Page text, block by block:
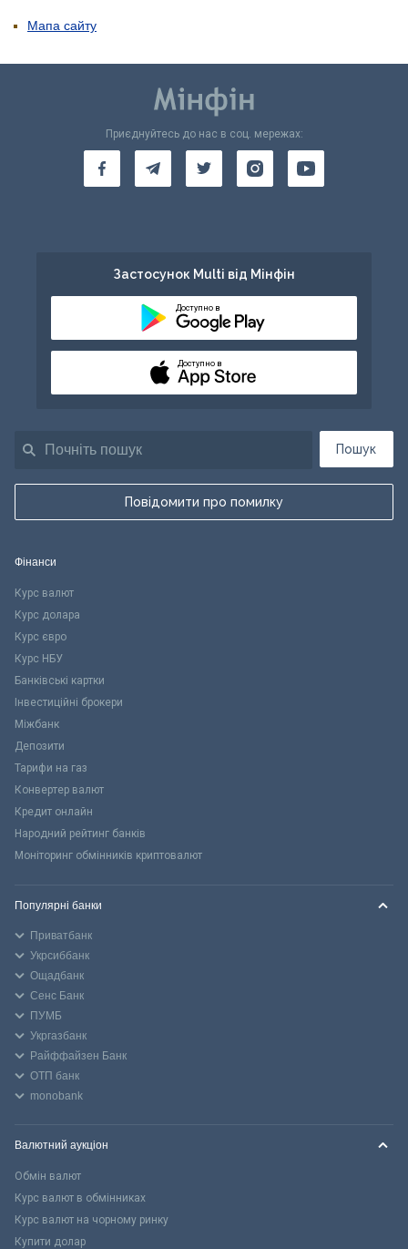
Мапа сайту
Пошук
Повідомити про помилку
Приєднуйтесь до нас в соц. мережах:
Застосунок Multi від Мінфін
Доступно в
Доступно в
Фінанси
Курс валют
Курс долара
Курс євро
Курс НБУ
Банківські картки
Інвестиційні брокери
Міжбанк
Депозити
Тарифи на газ
Конвертер валют
Кредит онлайн
Народний рейтинг банків
Моніторинг обмінників криптовалют
Популярні банки
Приватбанк
Укрсиббанк
Ощадбанк
Сенс Банк
ПУМБ
Укргазбанк
Райффайзен Банк
ОТП банк
monobank
Валютний аукціон
Обмін валют
Курс валют в обмінниках
Курс валют на чорному ринку
Купити долар